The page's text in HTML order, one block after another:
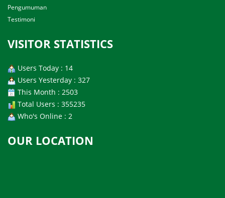
Pengumuman
Testimoni
VISITOR STATISTICS
Users Today : 14
Users Yesterday : 327
This Month : 2503
Total Users : 355235
Who's Online : 2
OUR LOCATION